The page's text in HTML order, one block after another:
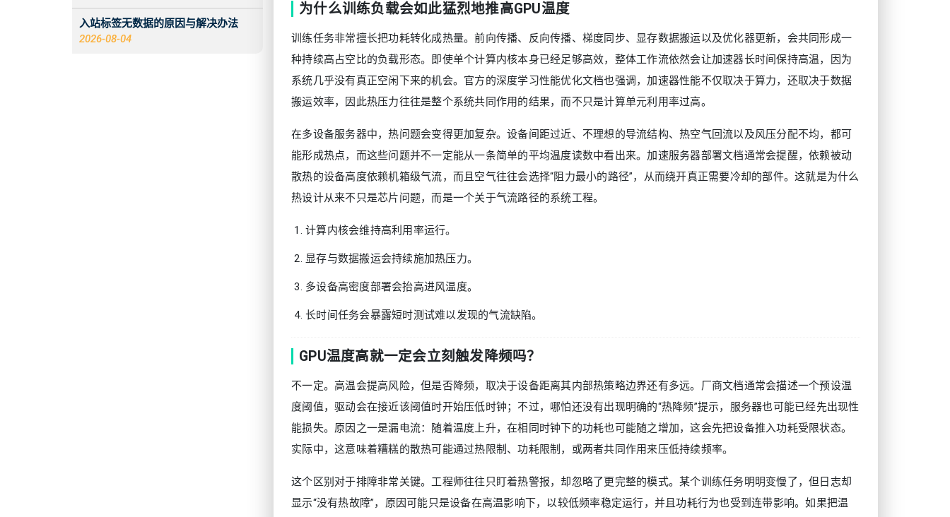
入站标签无数据的原因与解决办法
2026-08-04
为什么训练负载会如此猛烈地推高GPU温度
训练任务非常擅长把功耗转化成热量。前向传播、反向传播、梯度同步、显存数据搬运以及优化器更新，会共同形成一
种持续高占空比的负载形态。即使单个计算内核本身已经足够高效，整体工作流依然会让加速器长时间保持高温，因为
系统几乎没有真正空闲下来的机会。官方的深度学习性能优化文档也强调，加速器性能不仅取决于算力，还取决于数据
搬运效率，因此热压力往往是整个系统共同作用的结果，而不只是计算单元利用率过高。
在多设备服务器中，热问题会变得更加复杂。设备间距过近、不理想的导流结构、热空气回流以及风压分配不均，都可
能形成热点，而这些问题并不一定能从一条简单的平均温度读数中看出来。加速服务器部署文档通常会提醒，依赖被动
散热的设备高度依赖机箱级气流，而且空气往往会选择“阻力最小的路径”，从而绕开真正需要冷却的部件。这就是为什么
热设计从来不只是芯片问题，而是一个关于气流路径的系统工程。
计算内核会维持高利用率运行。
显存与数据搬运会持续施加热压力。
多设备高密度部署会抬高进风温度。
长时间任务会暴露短时测试难以发现的气流缺陷。
GPU温度高就一定会立刻触发降频吗？
不一定。高温会提高风险，但是否降频，取决于设备距离其内部热策略边界还有多远。厂商文档通常会描述一个预设温
度阈值，驱动会在接近该阈值时开始压低时钟；不过，哪怕还没有出现明确的“热降频”提示，服务器也可能已经先出现性
能损失。原因之一是漏电流：随着温度上升，在相同时钟下的功耗也可能随之增加，这会先把设备推入功耗受限状态。
实际中，这意味着糟糕的散热可能通过热限制、功耗限制，或两者共同作用来压低持续频率。
这个区别对于排障非常关键。工程师往往只盯着热警报，却忽略了更完整的模式。某个训练任务明明变慢了，但日志却
显示“没有热故障”，原因可能只是设备在高温影响下，以较低频率稳定运行，并且功耗行为也受到连带影响。如果把温